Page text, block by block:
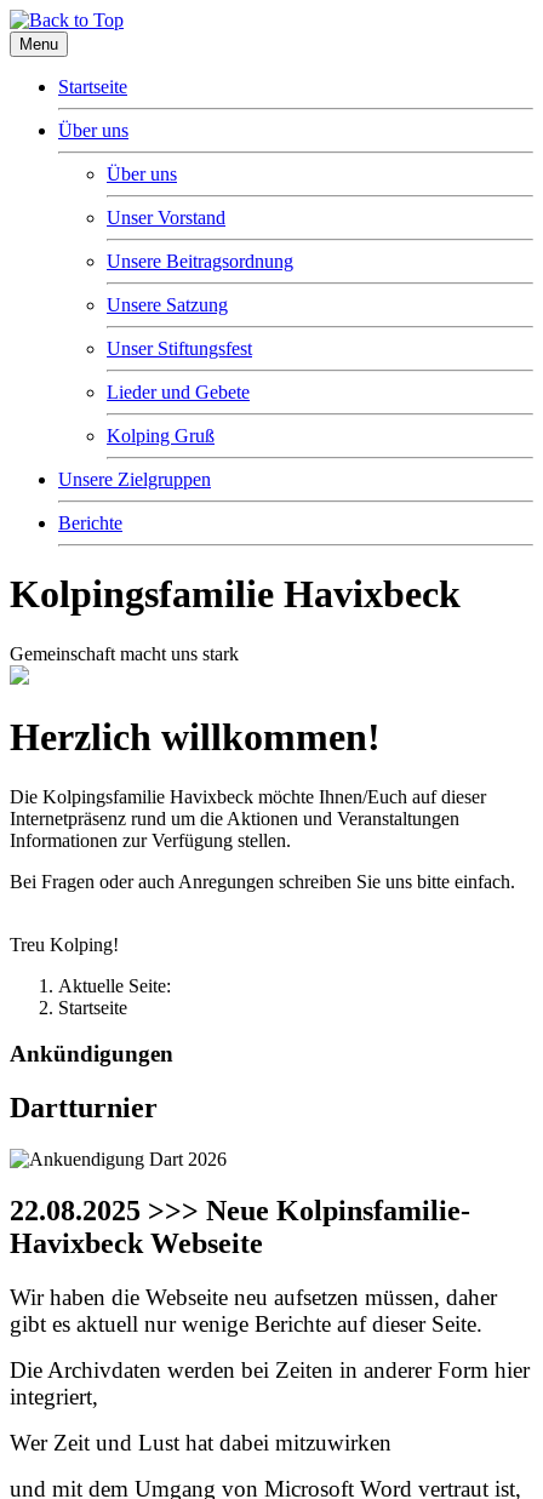
Menu
Startseite
Über uns
Über uns
Unser Vorstand
Unsere Beitragsordnung
Unsere Satzung
Unser Stiftungsfest
Lieder und Gebete
Kolping Gruß
Unsere Zielgruppen
Berichte
Kolpingsfamilie Havixbeck
Gemeinschaft macht uns stark
Herzlich willkommen!
Die Kolpingsfamilie Havixbeck möchte Ihnen/Euch auf dieser
Internetpräsenz rund um die Aktionen und Veranstaltungen
Informationen zur Verfügung stellen.
Bei Fragen oder auch Anregungen schreiben Sie uns bitte einfach.
Treu Kolping!
Aktuelle Seite:
Startseite
Ankündigungen
Dartturnier
22.08.2025 >>> Neue Kolpinsfamilie-
Havixbeck Webseite
Wir haben die Webseite neu aufsetzen müssen, daher
gibt es aktuell nur wenige Berichte auf dieser Seite.
Die Archivdaten werden bei Zeiten in anderer Form hier
integriert,
Wer Zeit und Lust hat dabei mitzuwirken
und mit dem Umgang von Microsoft Word vertraut ist,